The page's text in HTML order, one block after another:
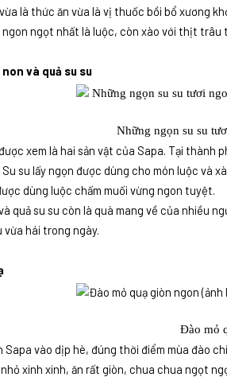
là thức ăn vừa là vị thuốc bồi bổ xương
ngon ngọt nhất là luộc, còn xào với thịt trâu
và quả su su
Những ngọn su su
xem là hai sản vật của Sapa. Tại thành
su lấy ngọn được dùng cho món luộc và
dùng luộc chấm muối vừng ngon tuyệt.
quả su su còn là quà mang về của nhiều
vừa hái trong ngày.
Đào mỏ
Sapa vào dịp hè, đúng thời điểm mùa đào
xinh xinh, ăn rất giòn, chua chua ngọt